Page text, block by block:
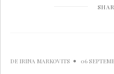
DE IRINA MARKOVITS 06